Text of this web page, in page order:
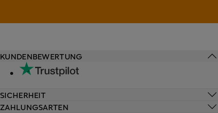
KUNDENBEWERTUNG
SICHERHEIT
ZAHLUNGSARTEN